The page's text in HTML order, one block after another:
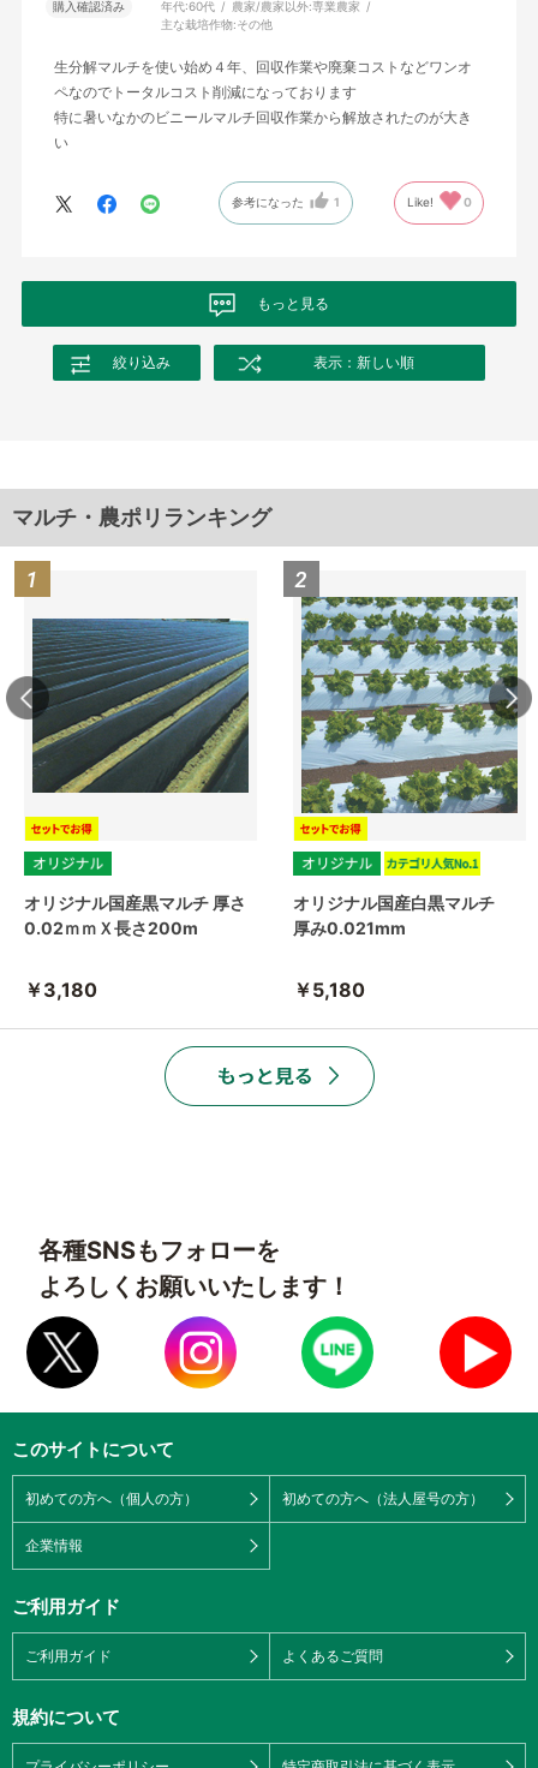
購入確認済み 年代:60代 農家/農家以外:専業農家
主な栽培作物:その他
生分解マルチを使い始め４年、回収作業や廃棄コストなどワンオ
ペなのでトータルコスト削減になっております
特に暑いなかのビニールマルチ回収作業から解放されたのが大き
い
参考になった 1 Like! 0
もっと見る
絞り込み 表示：新しい順
マルチ・農ポリランキング
オリジナル国産黒マルチ 厚さ
0.02ｍｍＸ長さ200m
￥3,180
オリジナル国産白黒マルチ
厚み0.021mm
￥5,180
各種SNSもフォローを
よろしくお願いいたします！
このサイトについて
初めての方へ（個人の方） 初めての方へ（法人屋号の方）
企業情報
ご利用ガイド
ご利用ガイド よくあるご質問
規約について